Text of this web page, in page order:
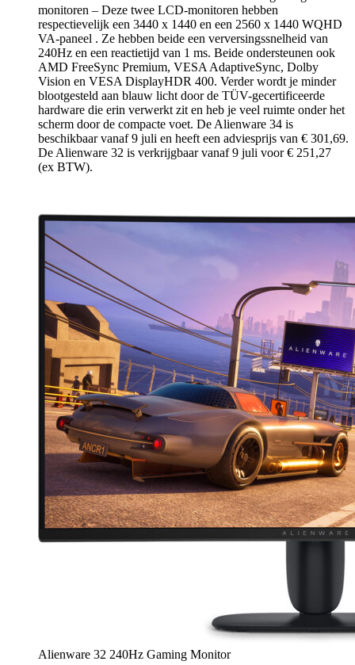
monitoren – Deze twee LCD-monitoren hebben
respectievelijk een 3440 x 1440 en een 2560 x 1440 WQHD
VA-paneel . Ze hebben beide een verversingssnelheid van
240Hz en een reactietijd van 1 ms. Beide ondersteunen ook
AMD FreeSync Premium, VESA AdaptiveSync, Dolby
Vision en VESA DisplayHDR 400. Verder wordt je minder
blootgesteld aan blauw licht door de TÜV-gecertificeerde
hardware die erin verwerkt zit en heb je veel ruimte onder het
scherm door de compacte voet. De Alienware 34 is
beschikbaar vanaf 9 juli en heeft een adviesprijs van € 301,69.
De Alienware 32 is verkrijgbaar vanaf 9 juli voor € 251,27
(ex BTW).
Alienware 32 240Hz Gaming Monitor